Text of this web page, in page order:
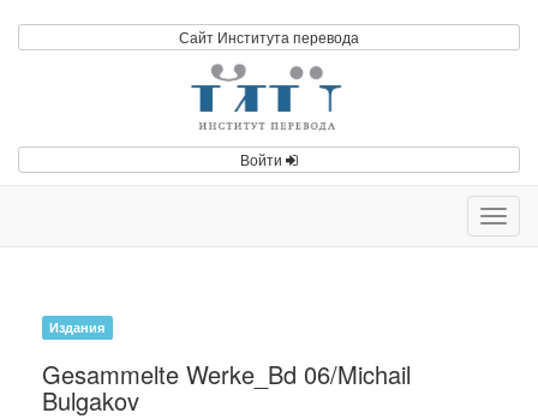
Сайт Института перевода
Войти
Издания
Gesammelte Werke_Bd 06/Michail
Bulgakov